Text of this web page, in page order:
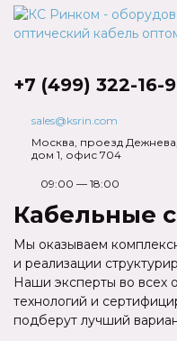
+7 (499) 322-16-
sales@ksrin.com
Москва, проезд Дежнева,
дом 1, офис 704
09:00 — 18:00
Кабельные
Мы оказываем
и реализации
Наши эксперты во всех
технологий и
подберут лучший